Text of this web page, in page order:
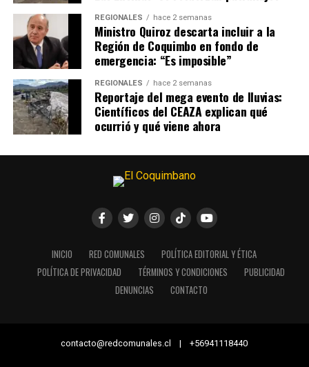
REGIONALES hace 2 semanas
Ministro Quiroz descarta incluir a la
Región de Coquimbo en fondo de
emergencia: “Es imposible”
REGIONALES hace 2 semanas
Reportaje del mega evento de lluvias:
Científicos del CEAZA explican qué
ocurrió y qué viene ahora
INICIO RED COMUNALES
POLÍTICA EDITORIAL Y ÉTICA
POLÍTICA DE PRIVACIDAD
TÉRMINOS Y CONDICIONES
PUBLICIDAD
DENUNCIAS
CONTACTO
contacto@redcomunales.cl | +56941118440